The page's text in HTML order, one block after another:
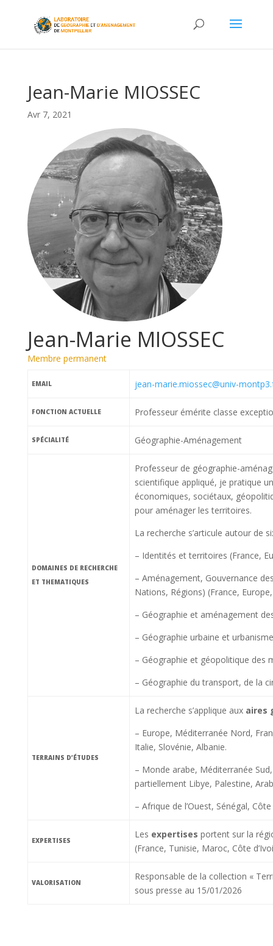
Jean-Marie MIOSSEC
Avr 7, 2021
Jean-Marie MIOSSEC
Membre permanent
EMAIL jean-marie.miossec@univ-
FONCTION ACTUELLE Professeur émérite classe
SPÉCIALITÉ Géographie-Aménagement
DOMAINES DE RECHERCHE
ET THEMATIQUES
Professeur de géographie-
scientifique appliqué, je pratique
économiques, sociétaux,
pour aménager les territoires.
La recherche s’articule autour de
– Identités et territoires (France,
– Aménagement, Gouvernance
Nations, Régions) (France,
– Géographie et aménagement
– Géographie urbaine et urbanisme
– Géographie et géopolitique des
– Géographie du transport, de la
TERRAINS D’ÉTUDES
La recherche s’applique aux aires
– Europe, Méditerranée Nord,
Italie, Slovénie, Albanie.
– Monde arabe, Méditerranée
partiellement Libye, Palestine,
– Afrique de l’Ouest, Sénégal,
EXPERTISES
Les expertises portent sur la
(France, Tunisie, Maroc, Côte
VALORISATION
Responsable de la collection «
sous presse au 15/01/2026